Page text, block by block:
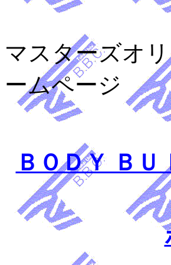
マスターズオ
ームページ
ＢＯＤＹ Ｂ